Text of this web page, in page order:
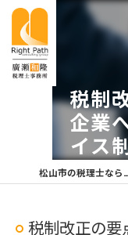
税制
企業
イス
松山市の税理士なら廣瀬和隆税理士事務所
税制改正の